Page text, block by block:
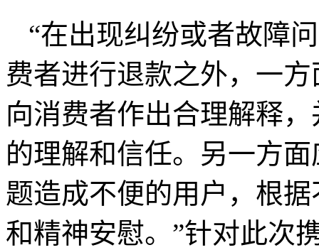
“在出现纠纷或者故障
费者进行退款之外，一
向消费者作出合理解释
的理解和信任。另一方
题造成不便的用户，根
和精神安慰。”针对此次